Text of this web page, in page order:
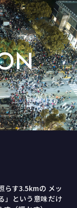
らす3.5kmの メッ
」という意味だけ